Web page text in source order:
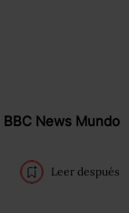
BBC News Mundo
Leer después